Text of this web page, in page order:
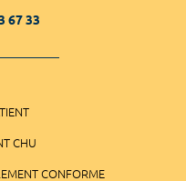
67 33
CHU
CONFORME